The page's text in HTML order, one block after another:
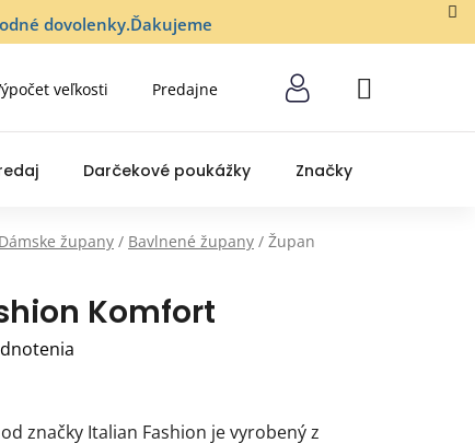
dovolenky.Ďakujeme
veľkosti Predajne
NÁKUPNÝ
Darčekové poukážky Značky
Dámske župany / Bavlnené župany / Župan
Komfort
značky Italian Fashion je vyrobený z